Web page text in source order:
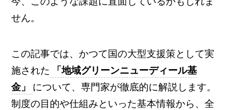
せん。
この記事では、かつて国の大型支援策として実
施された
「地域グリーンニューディール基
金」
について、専門家が徹底的に解説します。
制度の目的や仕組みといった基本情報から、全